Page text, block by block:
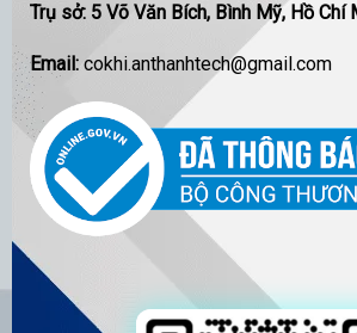
Trụ sở: 5 Võ Văn Bích, Bình Mỹ, Hồ Chí
Email: cokhi.anthanhtech@gmail.com